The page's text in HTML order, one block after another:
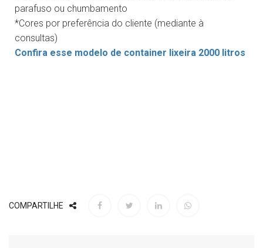
parafuso ou chumbamento
*Cores por preferência do cliente (mediante à
consultas)
Confira esse modelo de container lixeira 2000 litros
COMPARTILHE